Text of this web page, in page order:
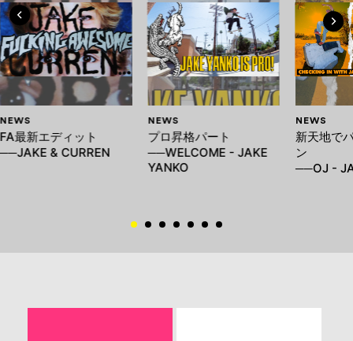
NEWS
FA最新エディット
──JAKE & CURREN
NEWS
プロ昇格パート
──WELCOME - JAKE
YANKO
NEWS
新天地で
ン
──OJ -